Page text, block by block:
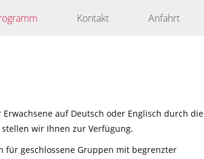
Kontakt Anfahrt
auf Deutsch oder Englisch durch die
wir Ihnen zur Verfügung.
für geschlossene Gruppen mit begrenzter